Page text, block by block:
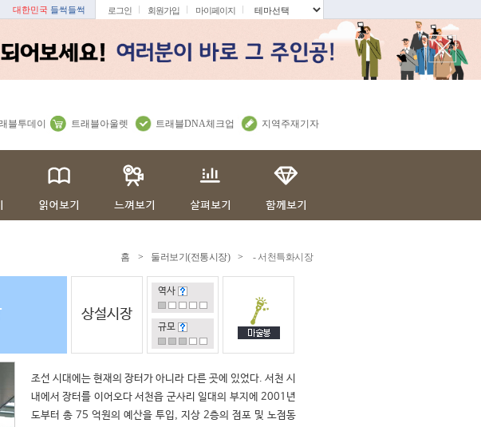
대한민국 들썩들썩 로그인 회원가입 마이페이지
블투데이 트래블아울렛 트래블DNA체크업 지역주재기자
홈 > 둘러보기(전통시장) > - 서천특화시장
상설시장
역사
규모
조선 시대에는 현재의 장터가 아니라 다른 곳에 있었다. 서천 시
내에서 장터를 이어오다 서천읍 군사리 일대의 부지에 2001년
도부터 총 75 억원의 예산을 투입, 지상 2층의 점포 및 노점동